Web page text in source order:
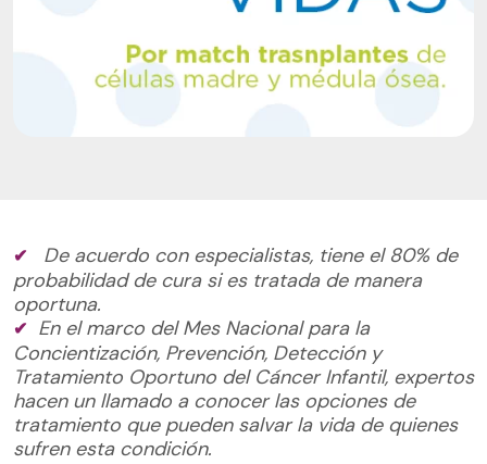
De acuerdo con especialistas, tiene el 80% de
probabilidad de cura si es tratada de manera
oportuna.
En el marco del Mes Nacional para la
Concientización, Prevención, Detección y
Tratamiento Oportuno del Cáncer Infantil, expertos
hacen un llamado a conocer las opciones de
tratamiento que pueden salvar la vida de quienes
sufren esta condición.